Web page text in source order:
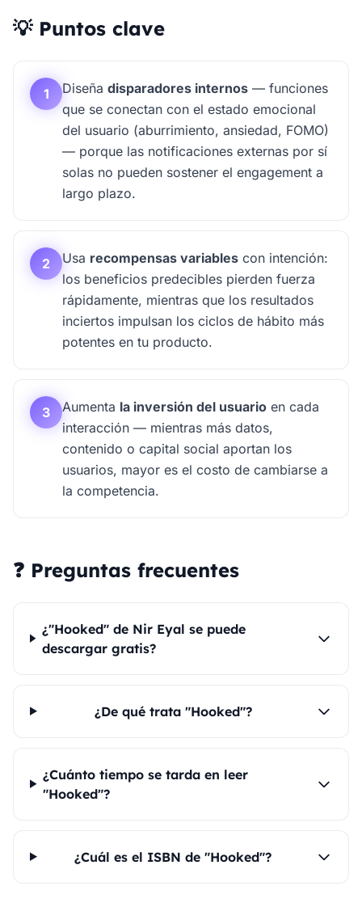
💡 Puntos clave
1 Diseña disparadores internos — funciones
que se conectan con el estado emocional
del usuario (aburrimiento, ansiedad, FOMO)
— porque las notificaciones externas por sí
solas no pueden sostener el engagement a
largo plazo.
2 Usa recompensas variables con intención:
los beneficios predecibles pierden fuerza
rápidamente, mientras que los resultados
inciertos impulsan los ciclos de hábito más
potentes en tu producto.
3 Aumenta la inversión del usuario en cada
interacción — mientras más datos,
contenido o capital social aportan los
usuarios, mayor es el costo de cambiarse a
la competencia.
❓ Preguntas frecuentes
¿"Hooked" de Nir Eyal se puede
descargar gratis?
¿De qué trata "Hooked"?
¿Cuánto tiempo se tarda en leer
"Hooked"?
¿Cuál es el ISBN de "Hooked"?